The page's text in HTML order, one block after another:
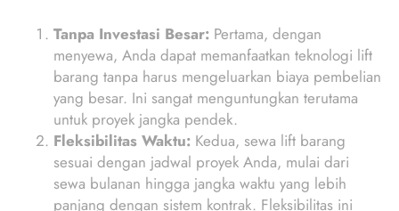
Tanpa Investasi Besar: Pertama, dengan
menyewa, Anda dapat memanfaatkan teknologi lift
barang tanpa harus mengeluarkan biaya pembelian
yang besar. Ini sangat menguntungkan terutama
untuk proyek jangka pendek.
Fleksibilitas Waktu: Kedua, sewa lift barang
sesuai dengan jadwal proyek Anda, mulai dari
sewa bulanan hingga jangka waktu yang lebih
panjang dengan sistem kontrak. Fleksibilitas ini